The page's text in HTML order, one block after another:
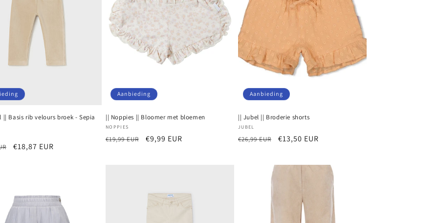
|| Basis rib velours broek - Sepia
Aanbiedingsprijs
€18,87 EUR
Aanbieding
|| Noppies || Bloomer met bloemen
Verkoper:
NOPPIES
Normale
€19,99 EUR Aanbiedingsprijs
€9,99 EUR
Aanbieding
|| Jubel || Broderie shorts
Verkoper:
JUBEL
Normale
€26,99 EUR Aanbiedingsprijs
€13,50 EUR